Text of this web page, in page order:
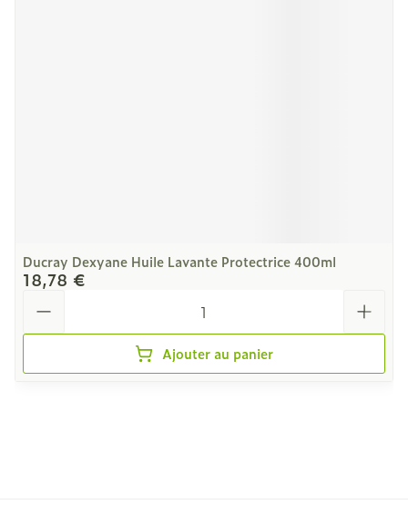
Ducray Dexyane Huile Lavante Protectrice 400ml
18,78 €
Ajouter au panier